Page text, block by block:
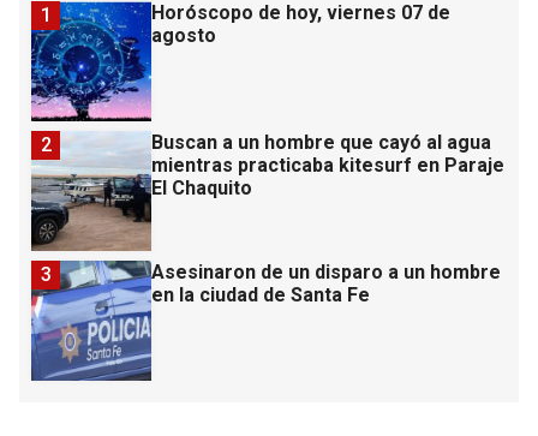
Horóscopo de hoy, viernes 07 de
agosto
1
Buscan a un hombre que cayó al agua
mientras practicaba kitesurf en Paraje
El Chaquito
2
Asesinaron de un disparo a un hombre
en la ciudad de Santa Fe
3